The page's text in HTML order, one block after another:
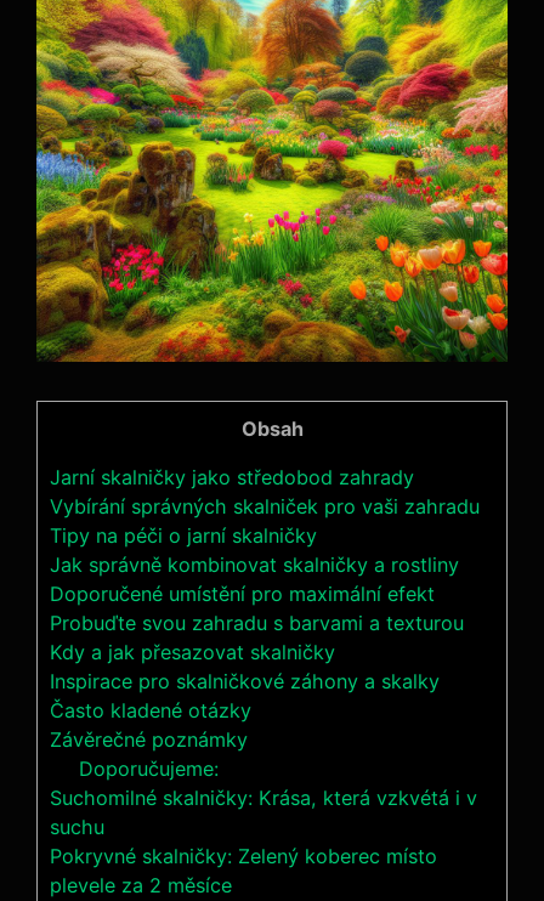
Obsah
Jarní skalničky jako středobod zahrady
Vybírání správných skalniček pro vaši zahradu
Tipy na péči o jarní skalničky
Jak správně kombinovat skalničky a rostliny
Doporučené umístění pro maximální efekt
Probuďte svou zahradu s barvami a texturou
Kdy a jak přesazovat skalničky
Inspirace pro skalničkové záhony a skalky
Často kladené otázky
Závěrečné poznámky
Doporučujeme:
Suchomilné skalničky: Krása, která vzkvétá i v
suchu
Pokryvné skalničky: Zelený koberec místo
plevele za 2 měsíce